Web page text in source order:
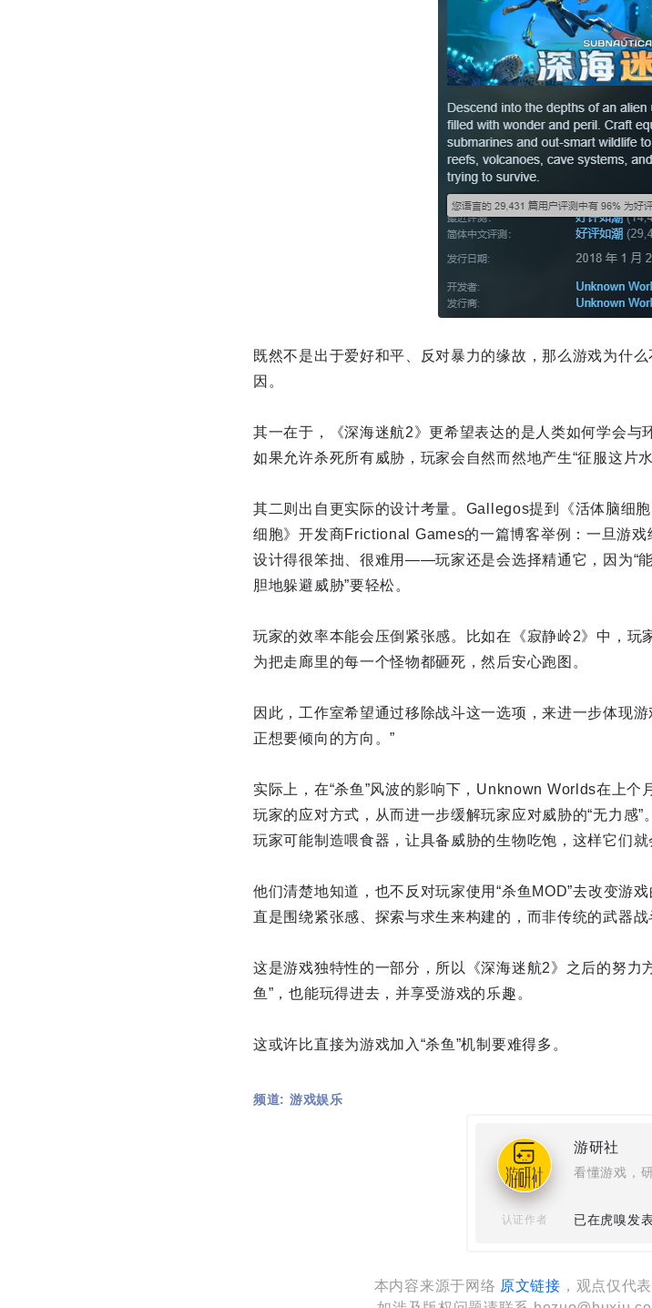
既然不是出于爱好和平、反对暴力的缘故，那么游戏为什
因。
其一在于，《深海迷航2》更希望表达的是人类如何学会与
如果允许杀死所有威胁，玩家会自然而然地产生“征服这片
其二则出自更实际的设计考量。Gallegos提到《活体脑细
细胞》开发商Frictional Games的一篇博客举例：一旦游
设计得很笨拙、很难用——玩家还是会选择精通它，因为“
胆地躲避威胁”要轻松。
玩家的效率本能会压倒紧张感。比如在《寂静岭2》中，玩
为把走廊里的每一个怪物都砸死，然后安心跑图。
因此，工作室希望通过移除战斗这一选项，来进一步体现
正想要倾向的方向。”
实际上，在“杀鱼”风波的影响下，Unknown Worlds在上
玩家的应对方式，从而进一步缓解玩家应对威胁的“无力感
玩家可能制造喂食器，让具备威胁的生物吃饱，这样它们
他们清楚地知道，也不反对玩家使用“杀鱼MOD”去改变游
直是围绕紧张感、探索与求生来构建的，而非传统的武器战
这是游戏独特性的一部分，所以《深海迷航2》之后的努力
鱼”，也能玩得进去，并享受游戏的乐趣。
这或许比直接为游戏加入“杀鱼”机制要难得多。
频道: 游戏娱乐
游研社
看懂游戏，
认证作者 已在虎嗅发表
本内容来源于网络 原文链接 ，观点仅代